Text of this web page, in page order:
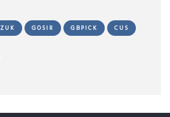
ZUK GOSIR GBPICK CUS